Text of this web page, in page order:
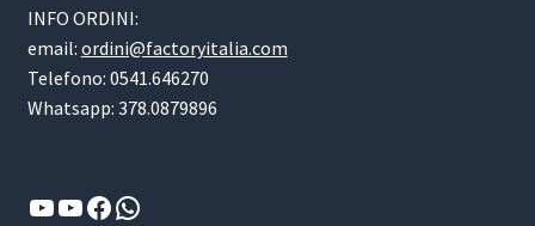
INFO ORDINI:
email: ordini@factoryitalia.com
Telefono: 0541.646270
Whatsapp: 378.0879896
YouTube
YouTube
Facebook
WhatsApp